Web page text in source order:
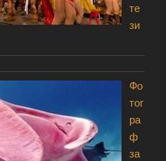
те
зи
Фо
тог
ра
ф
за